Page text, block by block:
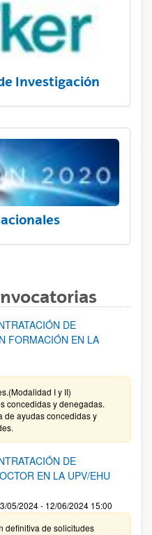
Investigación
DE
FORMACIÓN EN LA
I y II)
concedidas y denegadas.
de ayudas concedidas y
DE
EN LA UPV/EHU
05/2024 - 12/06/2024 15:00
definitiva de solicitudes